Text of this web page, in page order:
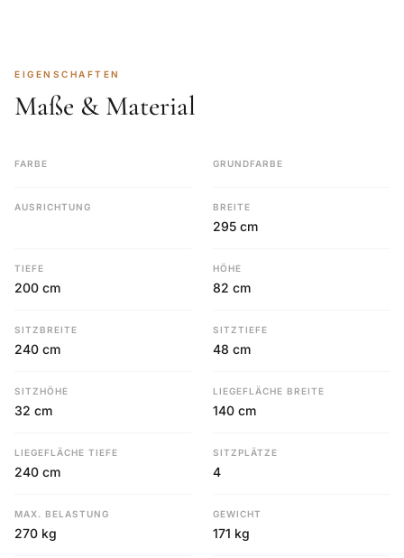
EIGENSCHAFTEN
Maße & Material
FARBE GRUNDFARBE
AUSRICHTUNG BREITE
295 cm
TIEFE
200 cm
HÖHE
82 cm
SITZBREITE
240 cm
SITZTIEFE
48 cm
SITZHÖHE
32 cm
LIEGEFLÄCHE BREITE
140 cm
LIEGEFLÄCHE TIEFE
240 cm
SITZPLÄTZE
4
MAX. BELASTUNG
270 kg
GEWICHT
171 kg